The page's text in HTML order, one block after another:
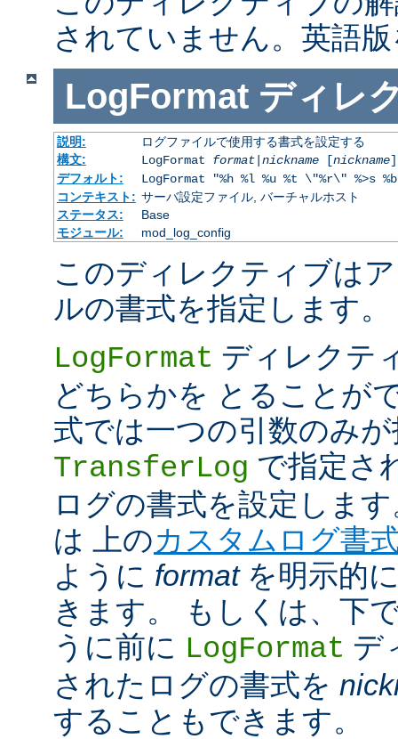
されていません。英語
LogFormat ディレ
説明:
ログファイルで使用する書式を設定する
構文:
LogFormat format| nickname[nickname]
デフォルト:
LogFormat "%h %l %u %t \"%r\" %>s
コンテキスト: サーバ設定ファイル, バーチャルホスト
ステータス:
Base
モジュール:
mod_log_config
このディレクティブは
ルの書式を指定します。
LogFormat ディレクテ
どちらかを とることが
式では一つの引数のみ
TransferLog で指定さ
ログの書式を設定しま
は 上のカスタムログ書
ように formatを明示的
きます。 もしくは、下
うに前に LogFormat デ
されたログの書式を
することもできます。